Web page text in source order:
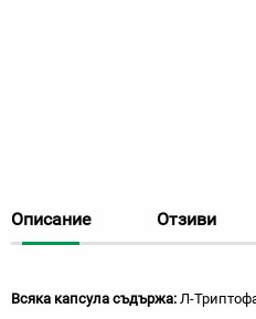
Описание Отзиви
Всяка капсула съдържа: Л-